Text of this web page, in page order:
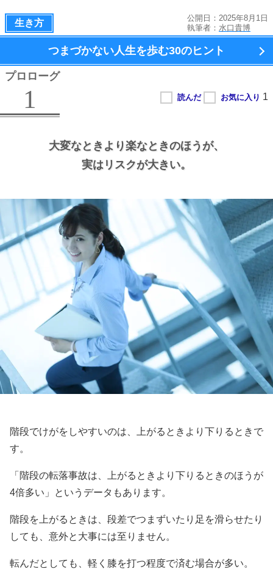
生き方
公開日：2025年8月1日
執筆者： 水口貴博
つまづかない人生を歩む30のヒント
プロローグ
1
大変なときより楽なときのほうが、
実はリスクが大きい。
階段でけがをしやすいのは、上がるときより下りるときで
す。
「階段の転落事故は、上がるときより下りるときのほうが
4倍多い」というデータもあります。
階段を上がるときは、段差でつまずいたり足を滑らせたり
しても、意外と大事には至りません。
転んだとしても、軽く膝を打つ程度で済む場合が多い。